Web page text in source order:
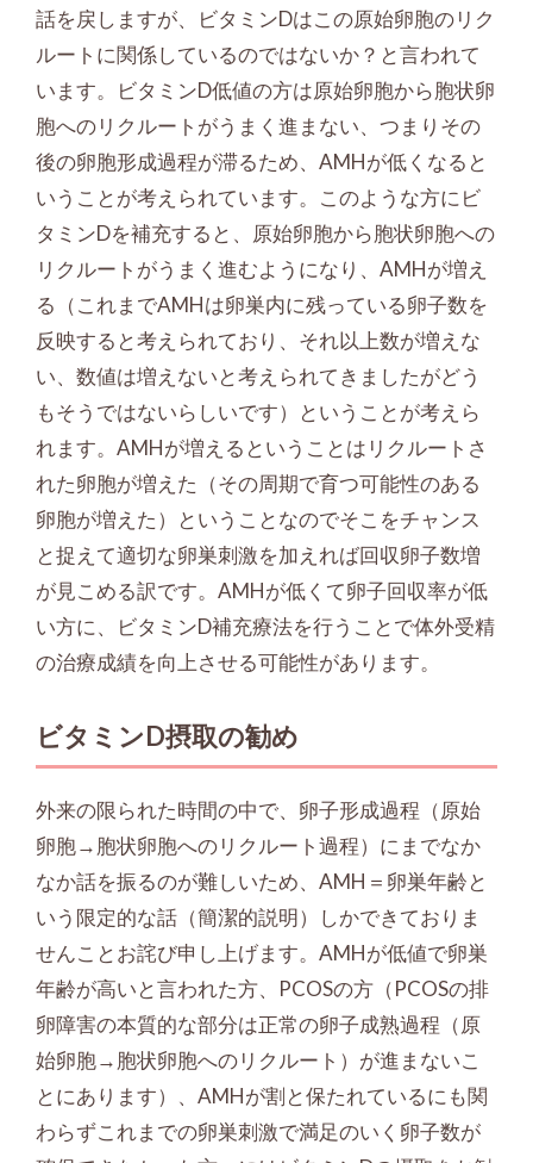
話を戻しますが、ビタミンDはこの原始卵胞のリク
ルートに関係しているのではないか？と言われて
います。ビタミンD低値の方は原始卵胞から胞状卵
胞へのリクルートがうまく進まない、つまりその
後の卵胞形成過程が滞るため、AMHが低くなると
いうことが考えられています。このような方にビ
タミンDを補充すると、原始卵胞から胞状卵胞への
リクルートがうまく進むようになり、AMHが増え
る（これまでAMHは卵巣内に残っている卵子数を
反映すると考えられており、それ以上数が増えな
い、数値は増えないと考えられてきましたがどう
もそうではないらしいです）ということが考えら
れます。AMHが増えるということはリクルートさ
れた卵胞が増えた（その周期で育つ可能性のある
卵胞が増えた）ということなのでそこをチャンス
と捉えて適切な卵巣刺激を加えれば回収卵子数増
が見こめる訳です。AMHが低くて卵子回収率が低
い方に、ビタミンD補充療法を行うことで体外受精
の治療成績を向上させる可能性があります。
ビタミンD摂取の勧め
外来の限られた時間の中で、卵子形成過程（原始
卵胞→胞状卵胞へのリクルート過程）にまでなか
なか話を振るのが難しいため、AMH＝卵巣年齢と
いう限定的な話（簡潔的説明）しかできておりま
せんことお詫び申し上げます。AMHが低値で卵巣
年齢が高いと言われた方、PCOSの方（PCOSの排
卵障害の本質的な部分は正常の卵子成熟過程（原
始卵胞→胞状卵胞へのリクルート）が進まないこ
とにあります）、AMHが割と保たれているにも関
わらずこれまでの卵巣刺激で満足のいく卵子数が